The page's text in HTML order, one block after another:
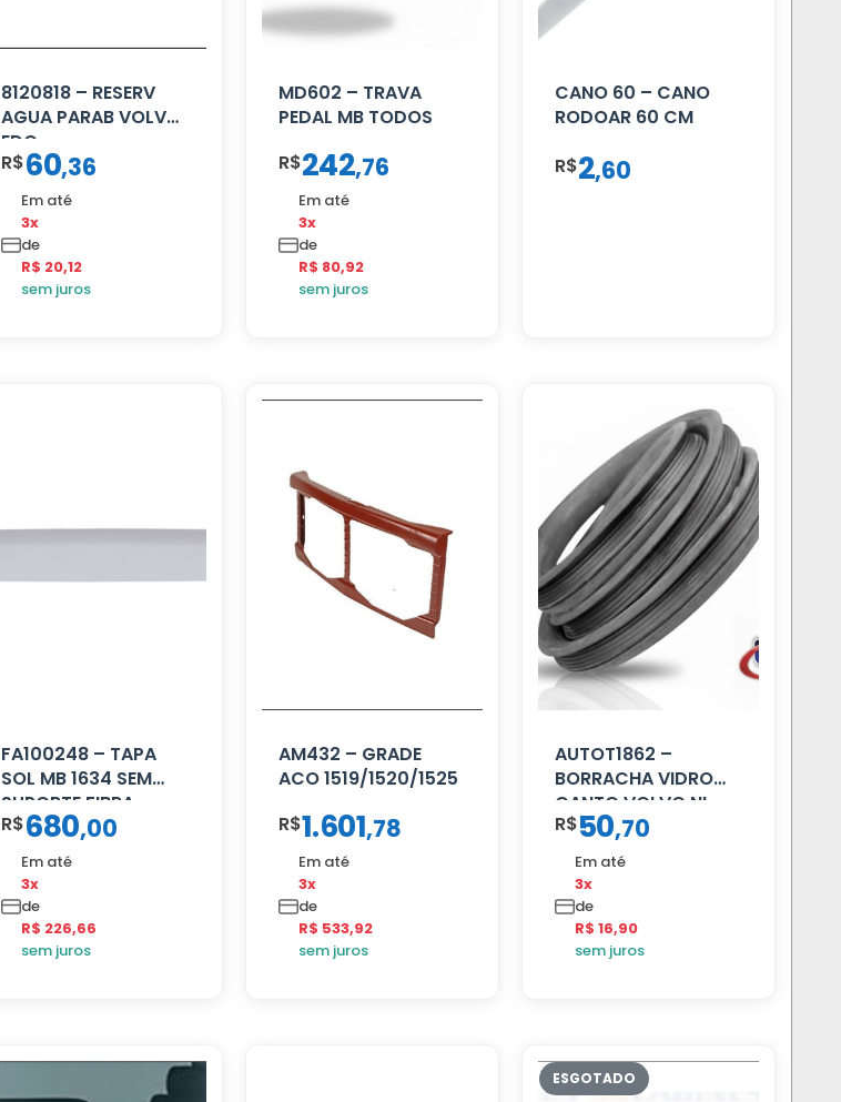
8120818 – RESERV
AGUA PARAB VOLVO
EDC
R$60,36
Em até
3x
de
R$ 20,12
sem juros
MD602 – TRAVA
PEDAL MB TODOS
R$242,76
Em até
3x
de
R$ 80,92
sem juros
CANO 60 – CANO
RODOAR 60 CM
R$2,60
FA100248 – TAPA
SOL MB 1634 SEM
SUPORTE FIBRA
R$680,00
Em até
3x
de
R$ 226,66
sem juros
AM432 – GRADE
ACO 1519/1520/1525
R$1.601,78
Em até
3x
de
R$ 533,92
sem juros
AUTOT1862 –
BORRACHA VIDRO
CANTO VOLVO NL
80/88…
R$50,70
Em até
3x
de
R$ 16,90
sem juros